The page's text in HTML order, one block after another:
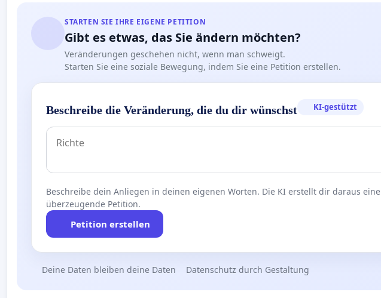
STARTEN SIE IHRE EIGENE PETITION
Gibt es etwas, das Sie ändern möchten?
Veränderungen geschehen nicht, wenn man schweigt.
Starten Sie eine soziale Bewegung, indem Sie eine Petition erstellen.
Beschreibe die Veränderung, die du dir wünschst KI-gestützt
Beschreibe dein Anliegen in deinen eigenen Worten. Die KI erstellt dir daraus eine
überzeugende Petition.
Petition erstellen
Deine Daten bleiben deine Daten Datenschutz durch Gestaltung